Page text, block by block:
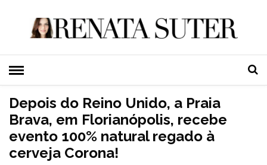
HOME»EVENTOS TOP NEWS
Depois do Reino Unido, a Praia
Brava, em Florianópolis, recebe
evento 100% natural regado à
cerveja Corona!